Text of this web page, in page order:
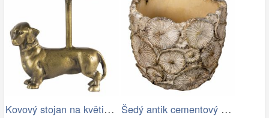
Kovový stojan na květiny se zlatým… Šedý antik cementový zdobený květináč S…